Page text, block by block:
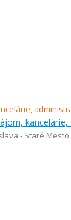
- Staré Mesto